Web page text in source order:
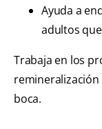
Ayuda a
adultos
Trabaja en los
boca.